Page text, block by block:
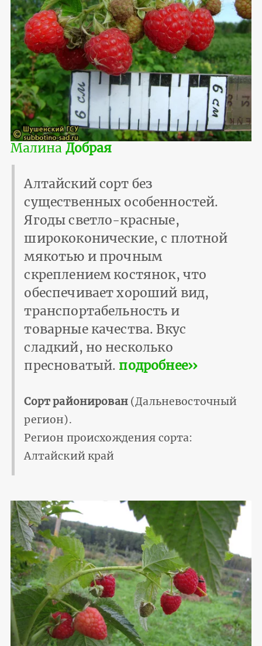
Малина Добрая
Алтайский сорт без
существенных особенностей.
Ягоды светло-красные,
ширококонические, с плотной
мякотью и прочным
скреплением костянок, что
обеспечивает хороший вид,
транспортабельность и
товарные качества. Вкус
сладкий, но несколько
пресноватый. подробнее››
Сорт районирован(Дальневосточный
регион).
Регион происхождения сорта:
Алтайский край